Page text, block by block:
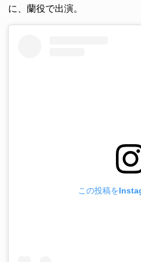
に、蘭役で出演。
この投稿を